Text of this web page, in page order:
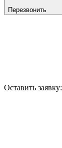
Перезвонить
Оставить заявку: